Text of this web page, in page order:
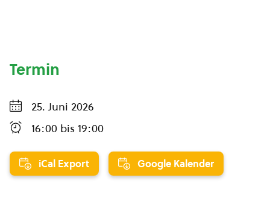
Termin
25. Juni 2026
16:00 bis 19:00
iCal Export Google Kalender